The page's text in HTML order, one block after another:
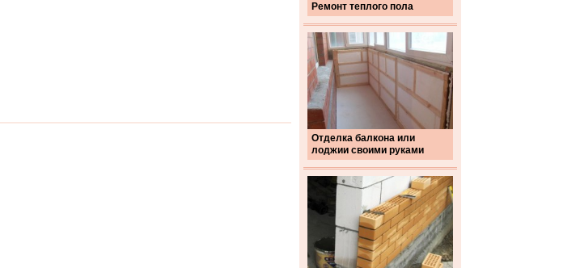
Ремонт теплого пола
Отделка балкона или
лоджии своими руками